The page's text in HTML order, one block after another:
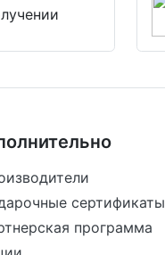
сертификаты
программа